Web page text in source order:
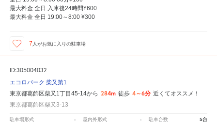
最大料金 全日 入庫後24時間¥600
最大料金 全日 19:00～8:00 ¥300
7 人がお気に入りの駐車場
ID:305004032
エコロパーク 柴又第1
東京都葛飾区柴又1丁目45-14から 284m 徒歩 4～6分 近くてオススメ！
東京都葛飾区柴又3-13
駐車場形式 - 屋内外形式 - 駐車台数 5台